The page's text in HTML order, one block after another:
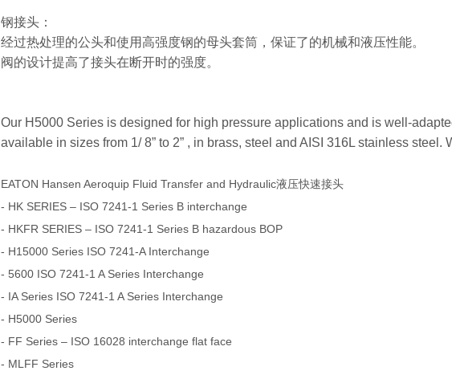
钢接头：
经过热处理的公头和使用高强度钢的母头套筒，保证了的机械和液压性能。
阀的设计提高了接头在断开时的强度。
Our H5000 Series is designed for high pressure applications and is well-
available in sizes from 1/ 8” to 2” , in brass, steel and AISI 316L stainless
EATON Hansen Aeroquip Fluid Transfer and Hydraulic液压快速接头
- HK SERIES – ISO 7241-1 Series B interchange
- HKFR SERIES – ISO 7241-1 Series B hazardous BOP
- H15000 Series ISO 7241-A Interchange
- 5600 ISO 7241-1 A Series Interchange
- IA Series ISO 7241-1 A Series Interchange
- H5000 Series
- FF Series – ISO 16028 interchange flat face
- MLFF Series